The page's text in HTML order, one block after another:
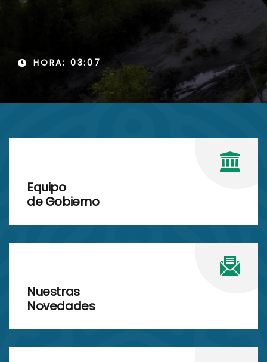
HORA: 03:07
Equipo
de Gobierno
Nuestras
Novedades